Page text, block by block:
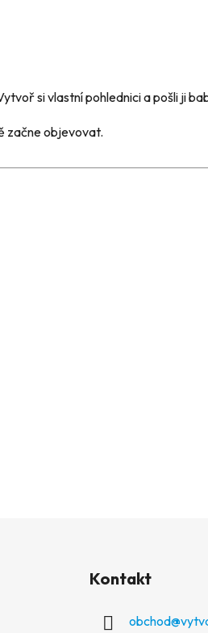
si vlastní pohlednici a pošli ji
začne objevovat.
Kontakt
obchod@